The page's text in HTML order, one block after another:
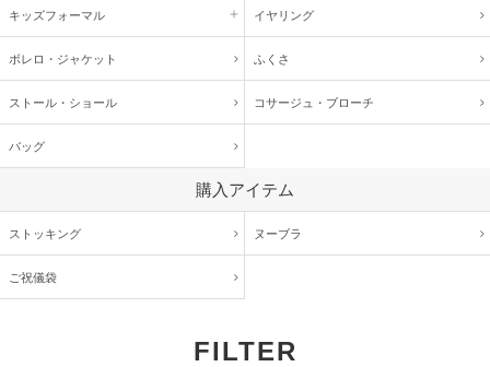
キッズフォーマル イヤリング
ボレロ・ジャケット ふくさ
ストール・ショール コサージュ・ ブローチ
バッグ
購入アイテム
ストッキング ヌーブラ
ご祝儀袋
FILTER